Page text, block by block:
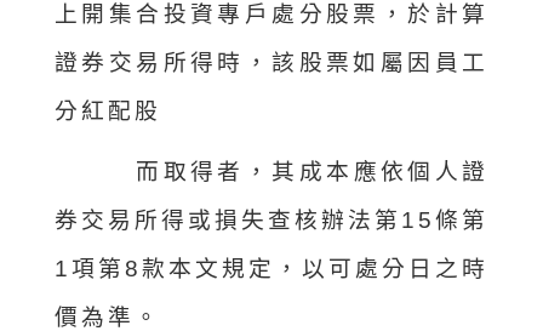
上開集合投資專戶處分股票，於計算
證券交易所得時，該股票如屬因員工
分紅配股
而取得者，其成本應依個人證
券交易所得或損失查核辦法第15條第
1項第8款本文規定，以可處分日之時
價為準。